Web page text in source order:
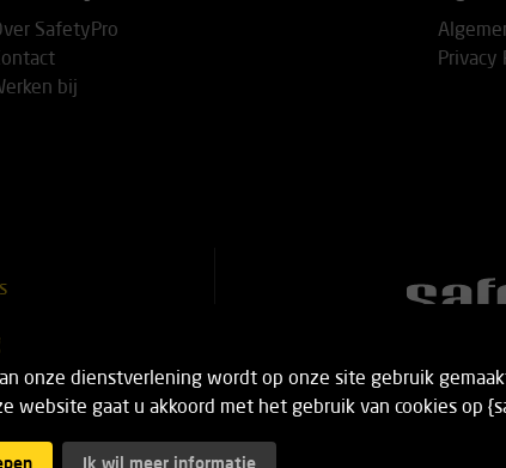
SafetyPro
bij
Privacy
onze dienstverlening wordt op onze site gebruik
website gaat u akkoord met het gebruik van cookies op
Ik wil meer informatie